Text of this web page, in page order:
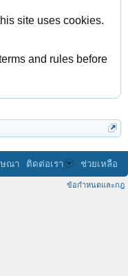
site uses cookies.
and rules before
ษณา ติดต่อเรา ช่วยเหลือ
ข้อกำหนดและกฎ